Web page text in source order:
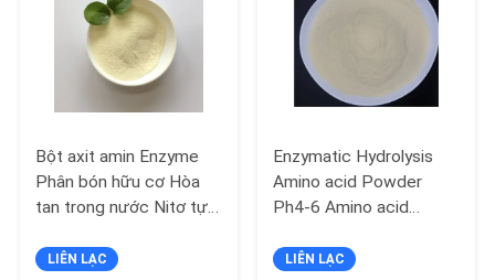
CHÚNG
YÊU
CẦU
BÁO
GIÁ
Bột axit amin Enzyme
Phân bón hữu cơ Hòa
tan trong nước Nitơ tự
LIÊN LẠC
Enzymatic Hydrolysis
Amino acid Powder
Ph4-6 Amino acid
LIÊN LẠC